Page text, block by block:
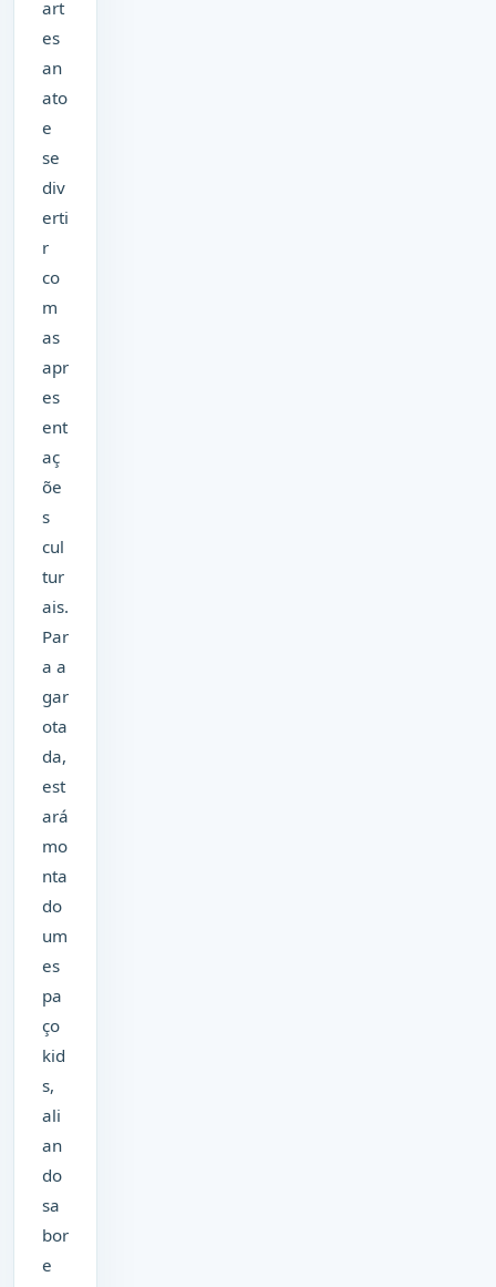
art
es
an
ato
e
se
div
erti
r
co
m
as
apr
es
ent
aç
õe
s
cul
tur
ais.
Par
a a
gar
ota
da,
est
ará
mo
nta
do
um
es
pa
ço
kid
s,
ali
an
do
sa
bor
e